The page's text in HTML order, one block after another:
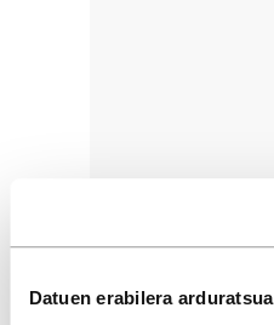
Datuen erabilera arduratsua